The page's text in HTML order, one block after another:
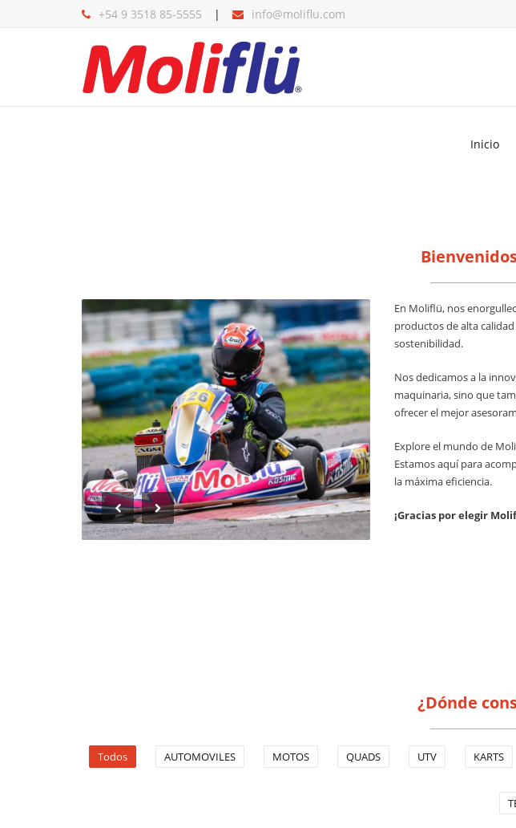
+54 9 3518 85-5555 info@moliflu.com
Inicio
En Moliflü, nos
productos de alta
sostenibilidad.
Nos dedicamos a la
maquinaria, sino que
ofrecer el mejor
Explore el mundo de
Estamos aquí para
la máxima eficiencia.
¡Gracias por elegir
¿Dónde
Todos AUTOMOVILES MOTOS QUADS UTV KARTS